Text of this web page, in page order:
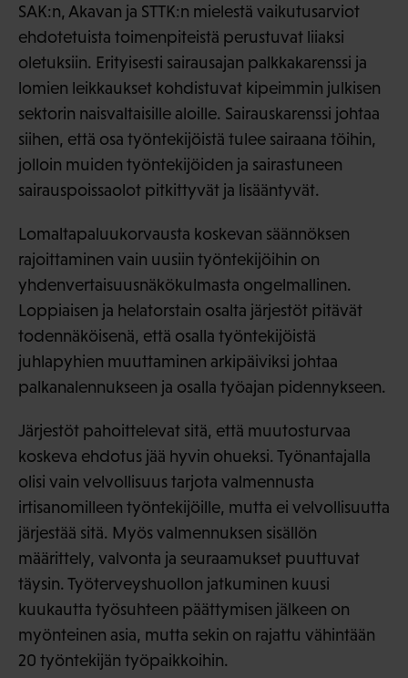
SAK:n, Akavan ja STTK:n mielestä vaikutusarviot
ehdotetuista toimenpiteistä perustuvat liiaksi
oletuksiin. Erityisesti sairausajan palkkakarenssi ja
lomien leikkaukset kohdistuvat kipeimmin julkisen
sektorin naisvaltaisille aloille. Sairauskarenssi johtaa
siihen, että osa työntekijöistä tulee sairaana töihin,
jolloin muiden työntekijöiden ja sairastuneen
sairauspoissaolot pitkittyvät ja lisääntyvät.
Lomaltapaluukorvausta koskevan säännöksen
rajoittaminen vain uusiin työntekijöihin on
yhdenvertaisuusnäkökulmasta ongelmallinen.
Loppiaisen ja helatorstain osalta järjestöt pitävät
todennäköisenä, että osalla työntekijöistä
juhlapyhien muuttaminen arkipäiviksi johtaa
palkanalennukseen ja osalla työajan pidennykseen.
Järjestöt pahoittelevat sitä, että muutosturvaa
koskeva ehdotus jää hyvin ohueksi. Työnantajalla
olisi vain velvollisuus tarjota valmennusta
irtisanomilleen työntekijöille, mutta ei velvollisuutta
järjestää sitä. Myös valmennuksen sisällön
määrittely, valvonta ja seuraamukset puuttuvat
täysin. Työterveyshuollon jatkuminen kuusi
kuukautta työsuhteen päättymisen jälkeen on
myönteinen asia, mutta sekin on rajattu vähintään
20 työntekijän työpaikkoihin.